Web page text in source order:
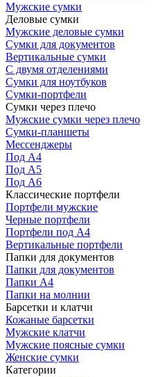
Мужские сумки
Деловые сумки
Мужские деловые сумки
Сумки для документов
Вертикальные сумки
С двумя отделениями
Сумки для ноутбуков
Сумки-портфели
Сумки через плечо
Мужские сумки через плечо
Сумки-планшеты
Мессенджеры
Под А4
Под А5
Под А6
Классические портфели
Портфели мужские
Черные портфели
Портфели под А4
Вертикальные портфели
Папки для документов
Папки для документов
Папки А4
Папки на молнии
Барсетки и клатчи
Кожаные барсетки
Мужские клатчи
Мужские поясные сумки
Женские сумки
Категории